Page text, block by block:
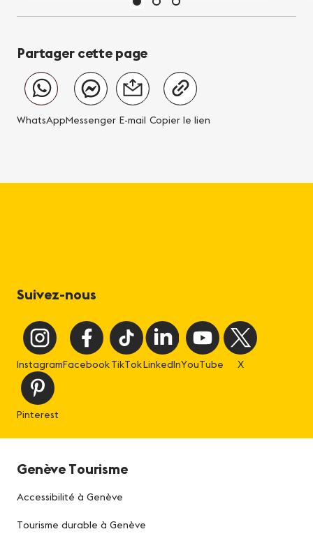
Partager cette page
WhatsAppMessenger E-mail Copier le lien
Suivez-nous
InstagramFacebookTikTokLinkedInYouTube X
Pinterest
Genève Tourisme
Accessibilité à Genève
Tourisme durable à Genève